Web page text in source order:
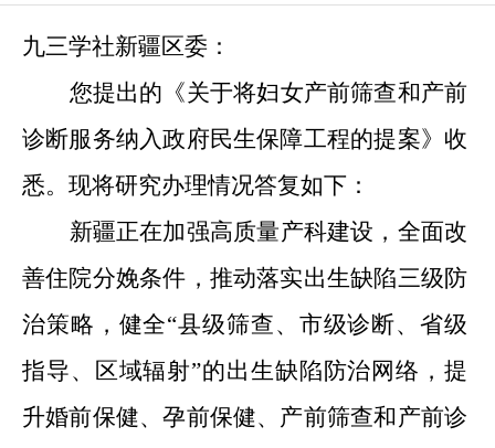
九三学社新疆区委：
您提出的《关于将妇女产前筛查和产前
诊断服务纳入政府民生保障工程的提案》收
悉。现将研究办理情况答复如下：
新疆正在加强高质量产科建设，全面改
善住院分娩条件，推动落实出生缺陷三级防
治策略，健全“县级筛查、市级诊断、省级
指导、区域辐射”的出生缺陷防治网络，提
升婚前保健、孕前保健、产前筛查和产前诊